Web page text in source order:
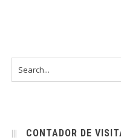
CONTADOR DE